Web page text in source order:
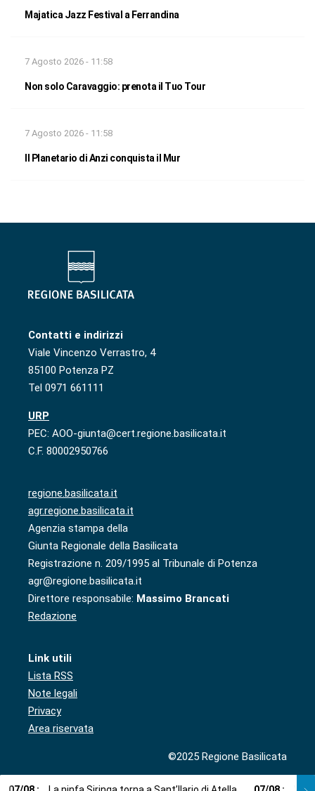
Majatica Jazz Festival a Ferrandina
7 Agosto 2026 - 11:58
Non solo Caravaggio: prenota il Tuo Tour
7 Agosto 2026 - 11:58
Il Planetario di Anzi conquista il Mur
Contatti e indirizzi
Viale Vincenzo Verrastro, 4
85100 Potenza PZ
Tel 0971 661111
URP
PEC: AOO-giunta@cert.regione.basilicata.it
C.F. 80002950766
regione.basilicata.it
agr.regione.basilicata.it
Agenzia stampa della
Giunta Regionale della Basilicata
Registrazione n. 209/1995 al Tribunale di Potenza
agr@regione.basilicata.it
Direttore responsabile: Massimo Brancati
Redazione
Link utili
Lista RSS
Note legali
Privacy
Area riservata
©2025 Regione Basilicata